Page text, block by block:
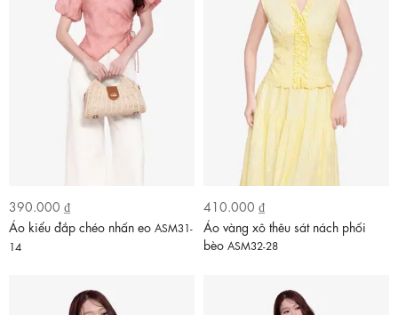
390.000 ₫
Áo kiểu đắp chéo nhấn eo ASM31-
14
410.000 ₫
Áo vàng xô thêu sát nách phối
bèo ASM32-28